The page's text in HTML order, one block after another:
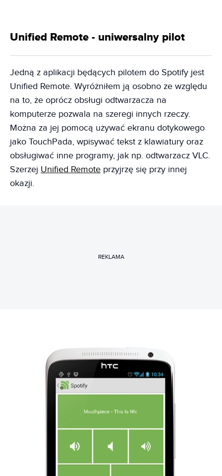
Unified Remote - uniwersalny pilot
Jedną z aplikacji będących pilotem do Spotify jest
Unified Remote. Wyróżniłem ją osobno ze względu
na to, że oprócz obsługi odtwarzacza na
komputerze pozwala na szeregi innych rzeczy.
Można za jej pomocą używać ekranu dotykowego
jako TouchPada, wpisywać tekst z klawiatury oraz
obsługiwać inne programy, jak np. odtwarzacz VLC.
Szerzej Unified Remote przyjrzę się przy innej
okazji.
REKLAMA